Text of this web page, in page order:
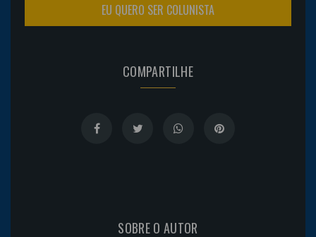
EU QUERO SER COLUNISTA
COMPARTILHE
SOBRE O AUTOR